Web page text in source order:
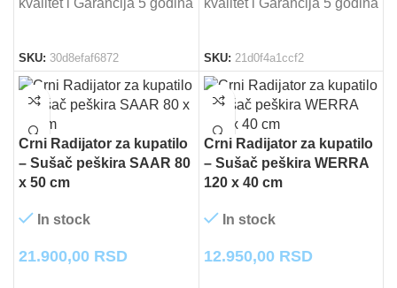
kvalitet i Garancija 5 godina
SKU: 30d8efaf6872
kvalitet i Garancija 5 godina
SKU: 21d0f4a1ccf2
Crni Radijator za kupatilo
– Sušač peškira SAAR 80
x 50 cm
In stock
21.900,00 RSD
Crni Radijator za kupatilo
– Sušač peškira WERRA
120 x 40 cm
In stock
12.950,00 RSD